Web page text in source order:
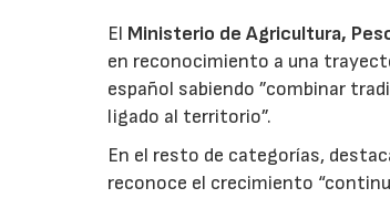
El Ministerio de Agricultura,
en reconocimiento a una
español sabiendo ”combinar
ligado al territorio”.
En el resto de categorías,
reconoce el crecimiento